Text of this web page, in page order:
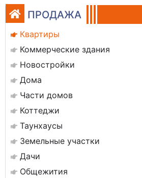
ПРОДАЖА
Квартиры
Коммерческие здания
Новостройки
Дома
Части домов
Коттеджи
Таунхаусы
Земельные участки
Дачи
Общежития